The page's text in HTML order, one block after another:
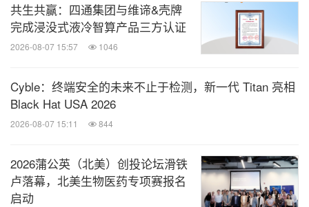
共生共赢：四通集团与维谛&壳牌
完成浸没式液冷智算产品三方认证
2026-08-07 15:57 1046
Cyble：终端安全的未来不止于检测，新一代 Titan 亮相
Black Hat USA 2026
2026-08-07 15:11 844
2026蒲公英（北美）创投论坛滑铁
卢落幕，北美生物医药专项赛报名
启动